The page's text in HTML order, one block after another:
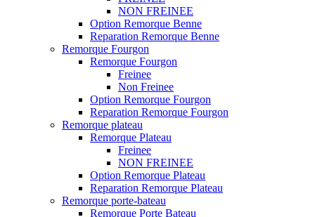
NON FREINEE
Option Remorque Benne
Reparation Remorque Benne
Remorque Fourgon
Remorque Fourgon
Freinee
Non Freinee
Option Remorque Fourgon
Reparation Remorque Fourgon
Remorque plateau
Remorque Plateau
Freinee
NON FREINEE
Option Remorque Plateau
Reparation Remorque Plateau
Remorque porte-bateau
Remorque Porte Bateau